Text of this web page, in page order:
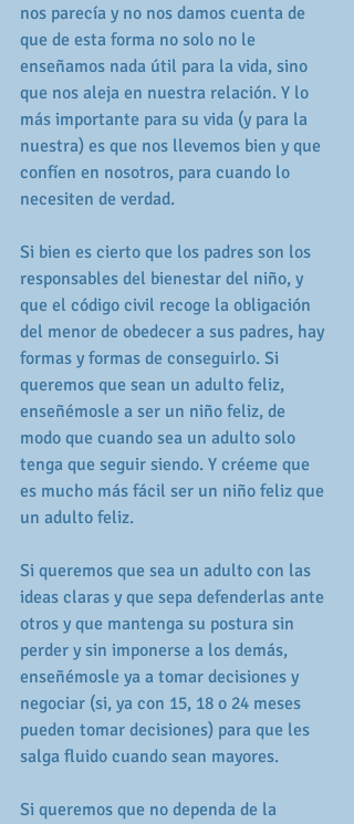
nos parecía y no nos damos cuenta de
que de esta forma no solo no le
enseñamos nada útil para la vida, sino
que nos aleja en nuestra relación. Y lo
más importante para su vida (y para la
nuestra) es que nos llevemos bien y que
confíen en nosotros, para cuando lo
necesiten de verdad.
Si bien es cierto que los padres son los
responsables del bienestar del niño, y
que el código civil recoge la obligación
del menor de obedecer a sus padres, hay
formas y formas de conseguirlo. Si
queremos que sean un adulto feliz,
enseñémosle a ser un niño feliz, de
modo que cuando sea un adulto solo
tenga que seguir siendo. Y créeme que
es mucho más fácil ser un niño feliz que
un adulto feliz.
Si queremos que sea un adulto con las
ideas claras y que sepa defenderlas ante
otros y que mantenga su postura sin
perder y sin imponerse a los demás,
enseñémosle ya a tomar decisiones y
negociar (si, ya con 15, 18 o 24 meses
pueden tomar decisiones) para que les
salga fluido cuando sean mayores.
Si queremos que no dependa de la